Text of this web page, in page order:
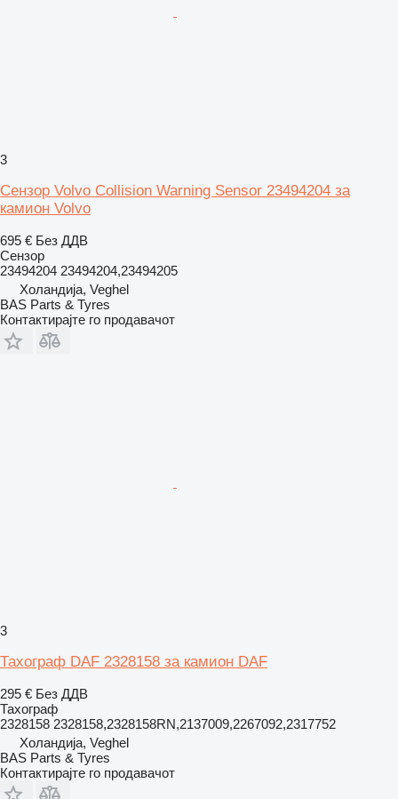
3
Сензор Volvo Collision Warning Sensor 23494204 за
камион Volvo
695 € Без ДДВ
Сензор
23494204 23494204,23494205
Холандија, Veghel
BAS Parts & Tyres
Контактирајте го продавачот
3
Тахограф DAF 2328158 за камион DAF
295 € Без ДДВ
Тахограф
2328158 2328158,2328158RN,2137009,2267092,2317752
Холандија, Veghel
BAS Parts & Tyres
Контактирајте го продавачот